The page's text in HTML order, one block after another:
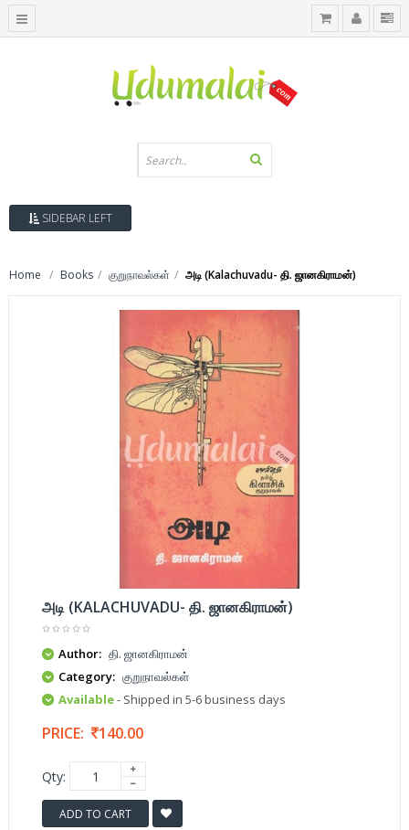
SIDEBAR LEFT
Home Books குறுநாவல்கள் அடி (Kalachuvadu- தி. ஜானகிராமன்)
அடி (KALACHUVADU- தி. ஜானகிராமன்)
Author: தி. ஜானகிராமன்
Category: குறுநாவல்கள்
Available- Shipped in 5-6 business days
PRICE: 140.00
Qty:
ADD TO CART